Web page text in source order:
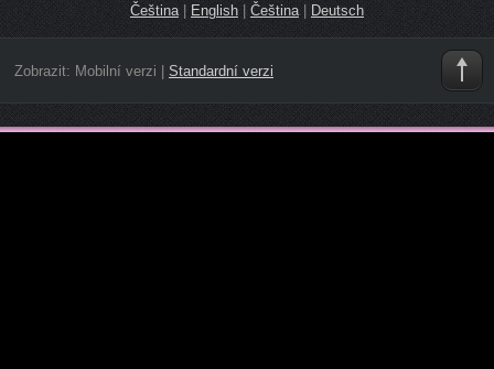
Čeština | English | Čeština | Deutsch
Zobrazit: Mobilní verzi Standardní verzi